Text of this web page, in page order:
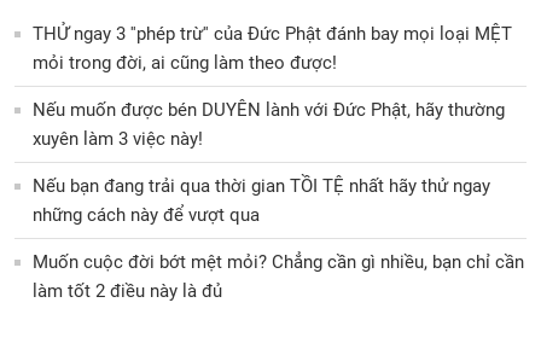
THỬ ngay 3 ''phép trừ'' của Đức Phật đánh bay mọi loại MỆT
mỏi trong đời, ai cũng làm theo được!
Nếu muốn được bén DUYÊN lành với Đức Phật, hãy thường
xuyên làm 3 việc này!
Nếu bạn đang trải qua thời gian TỒI TỆ nhất hãy thử ngay
những cách này để vượt qua
Muốn cuộc đời bớt mệt mỏi? Chẳng cần gì nhiều, bạn chỉ cần
làm tốt 2 điều này là đủ